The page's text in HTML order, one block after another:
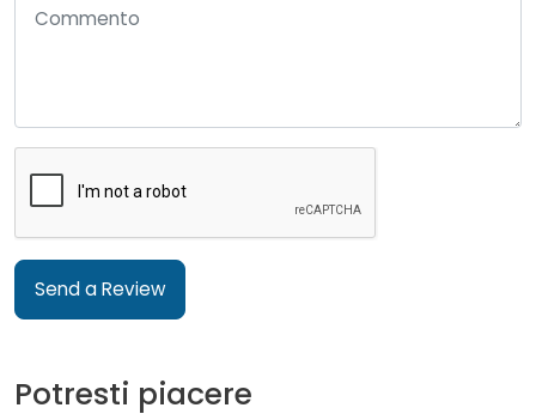
Send a Review
Potresti piacere